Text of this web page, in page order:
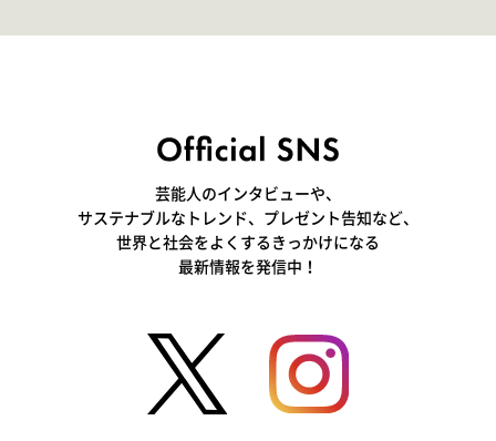
芸能人のインタビューや、
サステナブルなトレンド、プレゼント告知など、
世界と社会をよくするきっかけになる
最新情報を発信中！